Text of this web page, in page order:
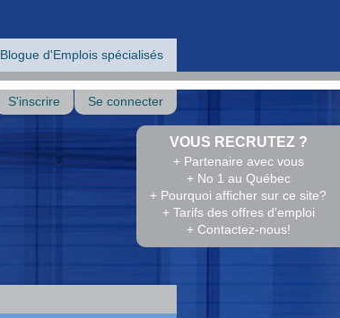
Blogue d'Emplois spécialisés
VOUS RECRUTEZ ?
+ Partenaire avec vous
+ No 1 au Québec
+ Pourquoi afficher sur ce site?
+ Tarifs des offres d'emploi
+ Contactez-nous!
S'inscrire Se connecter